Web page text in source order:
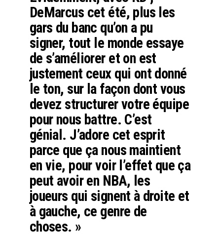
DeMarcus cet été, plus les
gars du banc qu’on a pu
signer, tout le monde essaye
de s’améliorer et on est
justement ceux qui ont donné
le ton, sur la façon dont vous
devez structurer votre équipe
pour nous battre. C’est
génial. J’adore cet esprit
parce que ça nous maintient
en vie, pour voir l’effet que ça
peut avoir en NBA, les
joueurs qui signent à droite et
à gauche, ce genre de
choses. »